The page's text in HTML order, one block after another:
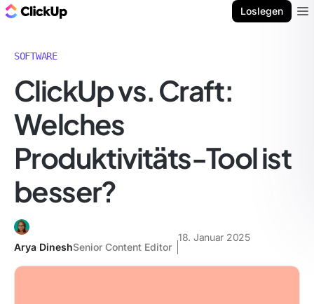
Loslegen
SOFTWARE
ClickUp vs. Craft:
Welches
Produktivitäts-Tool ist
besser?
Arya DineshSenior Content Editor
18. Januar 2025